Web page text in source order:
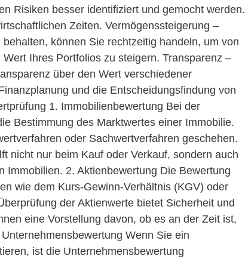
Risiken besser identifiziert und gemocht werden.
Zeiten. Vermögenssteigerung –
können Sie rechtzeitig handeln, um von
Ihres Portfolios zu steigern. Transparenz –
über den Wert verschiedener
und die Entscheidungsfindung von
1. Immobilienbewertung Bei der
Bestimmung des Marktwertes einer Immobilie.
oder Sachwertverfahren geschehen.
nicht nur beim Kauf oder Verkauf, sondern auch
Immobilien. 2. Aktienbewertung Die Bewertung
wie dem Kurs-Gewinn-Verhältnis (KGV) oder
der Aktienwerte bietet Sicherheit und
eine Vorstellung davon, ob es an der Zeit ist,
Wenn Sie ein
ist die Unternehmensbewertung